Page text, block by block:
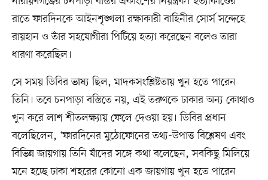
রাতে ফারদিনকে আইনশৃঙ্খলা রক্ষাকারী বাহিনীর সোর্স সন্দেহে
রায়হান ও তাঁর সহযোগীরা পিটিয়ে হত্যা করেছেন বলেও তারা
ধারণা করেছিল।
সে সময় ডিবির ভাষ্য ছিল, মাদকসংশ্লিষ্টতায় খুন হতে পারেন
তিনি। তবে চনপাড়া বস্তিতে নয়, এই তরুণকে ঢাকার অন্য কোথাও
খুন করে লাশ শীতলক্ষ্যায় ফেলে দেওয়া হয়। ডিবির প্রধান
বলেছিলেন, ‘ফারদিনের মুঠোফোনের তথ্য-উপাত্ত বিশ্লেষণ এবং
বিভিন্ন জায়গায় তিনি যাঁদের সঙ্গে কথা বলেছেন, সবকিছু মিলিয়ে
মনে হচ্ছে ঢাকা শহরের কোনো এক জায়গায় খুন হতে পারেন